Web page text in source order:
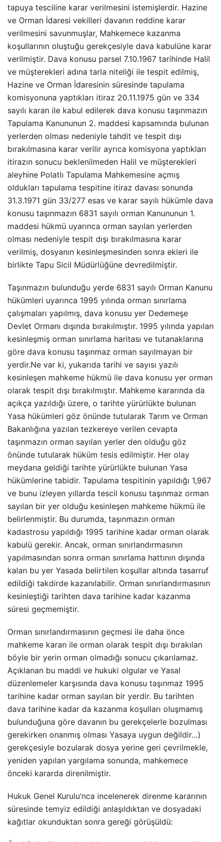
tapuya tesciline karar verilmesini istemişlerdir. Hazine
ve Orman İdaresi vekilleri davanın reddine karar
verilmesini savunmuşlar, Mahkemece kazanma
koşullarının oluştuğu gerekçesiyle dava kabulüne karar
verilmiştir. Dava konusu parsel 7.10.1967 tarihinde Halil
ve müşterekleri adına tarla niteliği ile tespit edilmiş,
Hazine ve Orman İdaresinin süresinde tapulama
komisyonuna yaptıkları itiraz 20.11.1975 gün ve 334
sayılı karan ile kabul edilerek dava konusu taşınmazın
Tapulama Kanununun 2. maddesi kapsamında bulunan
yerlerden olması nedeniyle tahdit ve tespit dışı
bırakılmasına karar verilir ayrıca komisyona yaptıkları
itirazın sonucu beklenilmeden Halil ve müşterekleri
aleyhine Polatlı Tapulama Mahkemesine açmış
oldukları tapulama tespitine itiraz davası sonunda
31.3.1971 gün 33/277 esas ve karar sayılı hükümle dava
konusu taşınmazın 6831 sayılı orman Kanununun 1.
maddesi hükmü uyarınca orman sayılan yerlerden
olması nedeniyle tespit dışı bırakılmasına karar
verilmiş, dosyanın kesinleşmesinden sonra ekleri ile
birlikte Tapu Sicil Müdürlüğüne devredilmiştir.
Taşınmazın bulunduğu yerde 6831 sayılı Orman Kanunu
hükümleri uyarınca 1995 yılında orman sınırlama
çalışmaları yapılmış, dava konusu yer Dedemeşe
Devlet Ormanı dışında bırakılmıştır. 1995 yılında yapılan
kesinleşmiş orman sınırlama haritası ve tutanaklarına
göre dava konusu taşınmaz orman sayılmayan bir
yerdir.Ne var ki, yukarıda tarihi ve sayısı yazılı
kesinleşen mahkeme hükmü ile dava konusu yer orman
olarak tespit dışı bırakılmıştır. Mahkeme kararında da
açıkça yazıldığı üzere, o tarihte yürürlükte bulunan
Yasa hükümleri göz önünde tutularak Tarım ve Orman
Bakanlığına yazılan tezkereye verilen cevapta
taşınmazın orman sayılan yerler den olduğu göz
önünde tutularak hüküm tesis edilmiştir. Her olay
meydana geldiği tarihte yürürlükte bulunan Yasa
hükümlerine tabidir. Tapulama tespitinin yapıldığı 1,967
ve bunu izleyen yıllarda tescil konusu taşınmaz orman
sayılan bir yer olduğu kesinleşen mahkeme hükmü ile
belirlenmiştir. Bu durumda, taşınmazın orman
kadastrosu yapıldığı 1995 tarihine kadar orman olarak
kabulü gerekir. Ancak, orman sınırlandırmasının
yapılmasından sonra orman sınırlama hattının dışında
kalan bu yer Yasada belirtilen koşullar altında tasarruf
edildiği takdirde kazanılabilir. Orman sınırlandırmasının
kesinleştiği tarihten dava tarihine kadar kazanma
süresi geçmemiştir.
Orman sınırlandırmasının geçmesi ile daha önce
mahkeme karan ile orman olarak tespit dışı bırakılan
böyle bir yerin orman olmadığı sonucu çıkarılamaz.
Açıklanan bu maddi ve hukuki olgular ve Yasal
düzenlemeler karşısında dava konusu taşınmaz 1995
tarihine kadar orman sayılan bir yerdir. Bu tarihten
dava tarihine kadar da kazanma koşulları oluşmamış
bulunduğuna göre davanın bu gerekçelerle bozulması
gerekirken onanmış olması Yasaya uygun değildir…)
gerekçesiyle bozularak dosya yerine geri çevrilmekle,
yeniden yapılan yargılama sonunda, mahkemece
önceki kararda direnilmiştir.
Hukuk Genel Kurulu’nca incelenerek direnme kararının
süresinde temyiz edildiği anlaşıldıktan ve dosyadaki
kağıtlar okunduktan sonra gereği görüşüldü: